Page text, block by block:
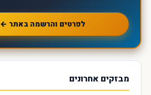
לפרטים והרשמה באתר ←
מבזקים אחרונים